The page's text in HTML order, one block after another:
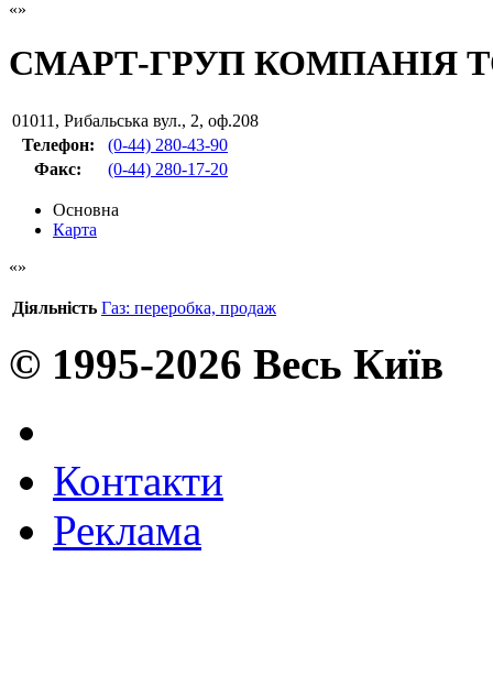
СМАРТ-ГРУП КОМПАНІЯ
01011 , Рибальська вул., 2, оф.208
Телефон:
(0-44) 280-43-90
Факс: (0-44) 280-17-20
Основна
Карта
Діяльність Газ: переробка, продаж
© 1995-2026 Весь Київ
Контакти
Реклама